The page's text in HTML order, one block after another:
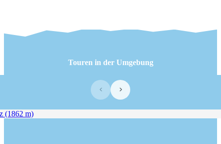
Touren in der Umgebung
‹ ›